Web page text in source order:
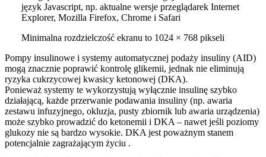
język Javascript, np. aktualne wersje przeglądarek Internet
Explorer, Mozilla Firefox, Chrome i Safari
Minimalna rozdzielczość ekranu to 1024 × 768 pikseli
Pompy insulinowe i systemy automatycznej podaży insuliny (AID)
mogą znacznie poprawić kontrolę glikemii, jednak nie eliminują
ryzyka cukrzycowej kwasicy ketonowej (DKA).
Ponieważ systemy te wykorzystują wyłącznie insulinę szybko
działającą, każde przerwanie podawania insuliny (np. awaria
zestawu infuzyjnego, okluzja, pusty zbiornik lub awaria urządzenia)
może szybko prowadzić do ketonemii i DKA – nawet jeśli poziomy
glukozy nie są bardzo wysokie. DKA jest poważnym stanem
potencjalnie zagrażającym życiu .